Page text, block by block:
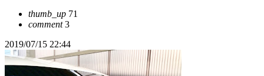
thumb_up 71
comment3
2019/07/15 22:44